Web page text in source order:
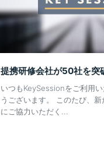
提携研修会社が50社を突
いつもKeySessionをご利用
うございます。 このたび、
にご協力いただく...